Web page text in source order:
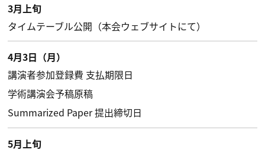
3月上旬
タイムテーブル公開（本会ウェブサイトにて）
4月3日（月）
講演者参加登録費 支払期限日
学術講演会予稿原稿
Summarized Paper 提出締切日
5月上旬